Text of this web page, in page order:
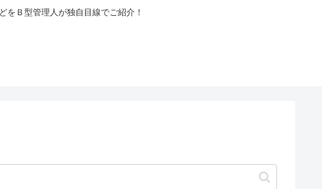
をＢ型管理人が独自目線でご紹介！